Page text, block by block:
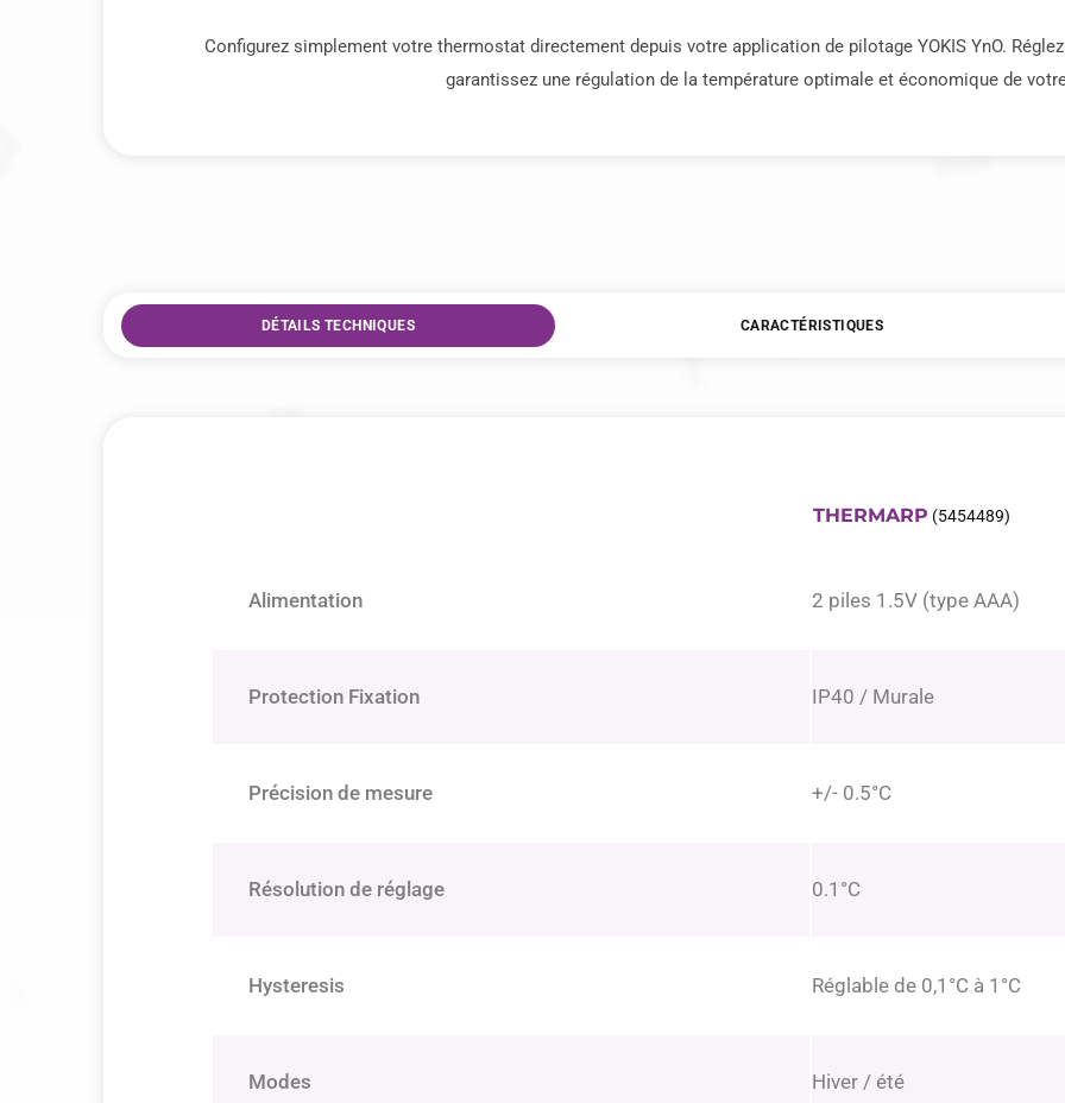
Configurez simplement votre thermostat directement depuis votre application de pilotage YOKIS YnO.
garantissez une régulation de la température optimale et économique de
DÉTAILS TECHNIQUES CARACTÉRISTIQUES
THERMARP (5454489)
Alimentation 2 piles 1.5V (type AAA)
Protection Fixation IP40 / Murale
Précision de mesure +/- 0.5°C
Résolution de réglage 0.1°C
Hysteresis Réglable de 0,1°C à 1°C
Modes Hiver / été